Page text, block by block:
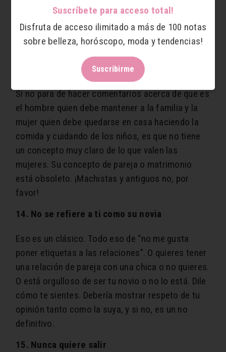
te tragas la ira y lo dejas pasar, algún día saldrá
por algún lado. ¡La comunicación y comprensión
en la pareja son fundamentales!
13. Piensa que las mujeres han nacido para ser
Si no para de hacer comentarios acerca de que es
el hombre quien debe mantener a la familia y la
mujer quien debe quedarse en casa haciendo la
comida y cuidando de los niños, es que no tiene
un concepto muy claro de lo que valen las
mujeres. Su concepto de pareja o matrimonio
está obsoleto. ¡Machistas y antiguos no, por
favor!
14. No se refiere a ti como su novia
Eso es un clásico. Todo eso de “no me gusta
poner etiquetas a las relaciones”. O quieres tener
una relación de pareja con una chica o no quieres.
O está orgulloso de ser tu novio o no lo está. Dile
cómo te sientes. Debería mostrar respeto de tu
opinión tanto como la suya, y si no, es un no
definitivo.
15. Nunca quiere salir
Suscríbete para acceso total!
Disfruta de acceso ilimitado a más de 100 notas
sobre belleza, horóscopo, moda y tendencias!
Suscribirme